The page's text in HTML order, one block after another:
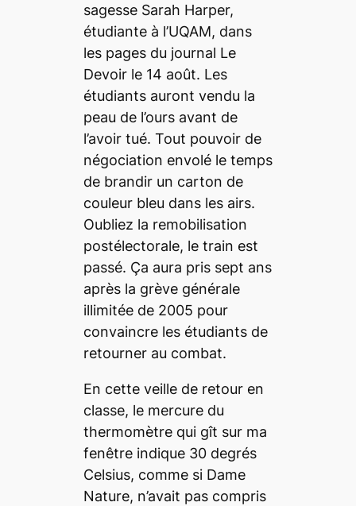
sagesse Sarah Harper,
étudiante à l’UQAM, dans
les pages du journal Le
Devoir le 14 août. Les
étudiants auront vendu la
peau de l’ours avant de
l’avoir tué. Tout pouvoir de
négociation envolé le temps
de brandir un carton de
couleur bleu dans les airs.
Oubliez la remobilisation
postélectorale, le train est
passé. Ça aura pris sept ans
après la grève générale
illimitée de 2005 pour
convaincre les étudiants de
retourner au combat.
En cette veille de retour en
classe, le mercure du
thermomètre qui gît sur ma
fenêtre indique 30 degrés
Celsius, comme si Dame
Nature, n’avait pas compris